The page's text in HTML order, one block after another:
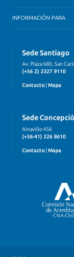
INFORMACIÓN PARA
Sede Santiago
Av. Plaza 680, San
(+56 2) 2327 9110
Contacto Mapa
Sede
Ainavillo 456
(+56-41) 226 8610
Contacto Mapa